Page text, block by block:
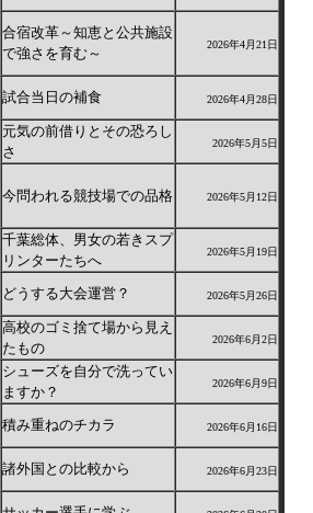
合宿改革～知恵と公共施設
で強さを育む～
2026年4月21日
試合当日の補食 2026年4月28日
元気の前借りとその恐ろし
さ
2026年5月5日
今問われる競技場での品格 2026年5月12日
千葉総体、男女の若きスプ
リンターたちへ
2026年5月19日
どうする大会運営？ 2026年5月26日
高校のゴミ捨て場から見え
たもの
2026年6月2日
シューズを自分で洗ってい
ますか？
2026年6月9日
積み重ねのチカラ 2026年6月16日
諸外国との比較から 2026年6月23日